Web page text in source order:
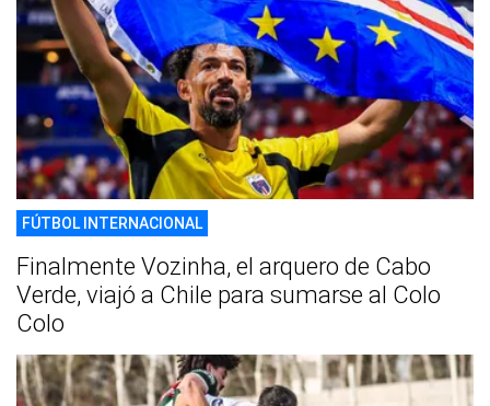
FÚTBOL INTERNACIONAL
Finalmente Vozinha, el arquero de Cabo
Verde, viajó a Chile para sumarse al Colo
Colo